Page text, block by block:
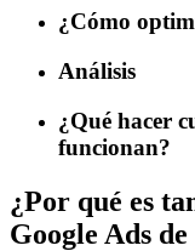
¿Cómo
Análisis
¿Qué hacer
funcionan?
¿Por qué es
Google Ads